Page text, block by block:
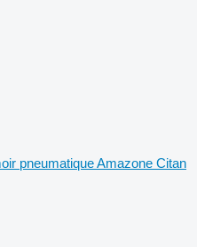
pneumatique Amazone Citan